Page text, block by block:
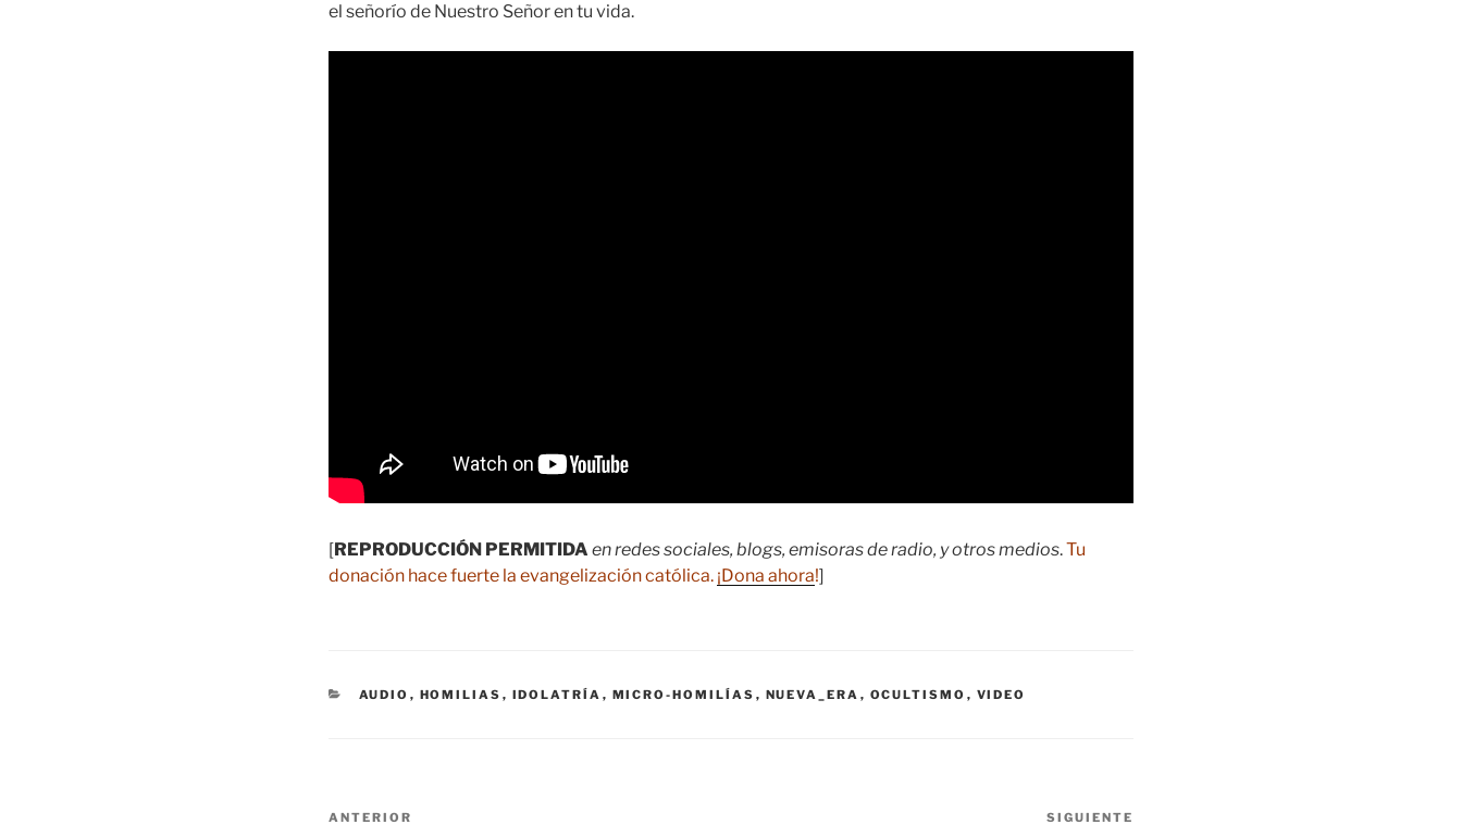
el señorío de Nuestro Señor en tu vida.
[REPRODUCCIÓN PERMITIDA en redes sociales, blogs, emisoras de radio, y otros medios.Tu
donación hace fuerte la evangelización católica. ¡Dona ahora!]
CATEGORÍAS
AUDIO , HOMILIAS , IDOLATRÍA , MICRO-HOMILÍAS , NUEVA_ERA , OCULTISMO , VIDEO
Navegación
Entrada
ANTERIOR SIGUIENTE